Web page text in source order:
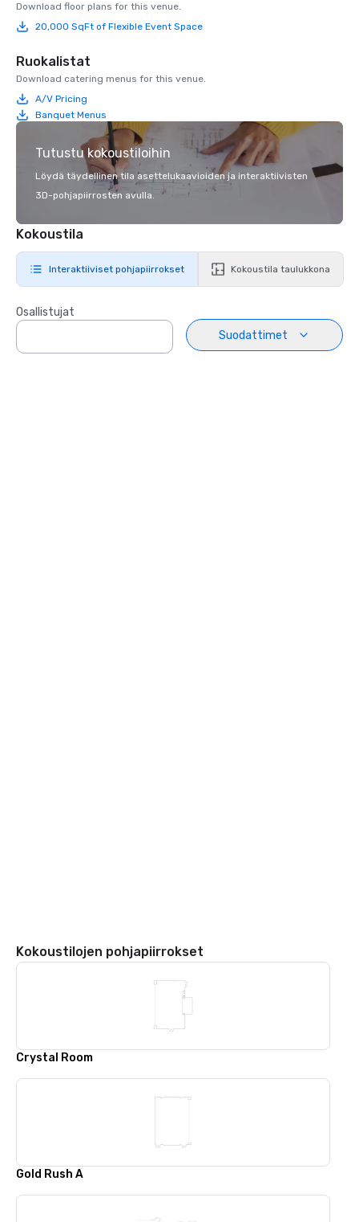
Download floor plans for this venue.
20,000 SqFt of Flexible Event Space
Ruokalistat
Download catering menus for this venue.
A/V Pricing
Banquet Menus
Tutustu kokoustiloihin
Löydä täydellinen tila asettelukaavioiden ja interaktiivisten
3D-pohjapiirrosten avulla.
Kokoustila
Interaktiiviset pohjapiirrokset Kokoustila taulukkona
Osallistujat
Suodattimet
Kokoustilojen pohjapiirrokset
Crystal Room
Gold Rush A